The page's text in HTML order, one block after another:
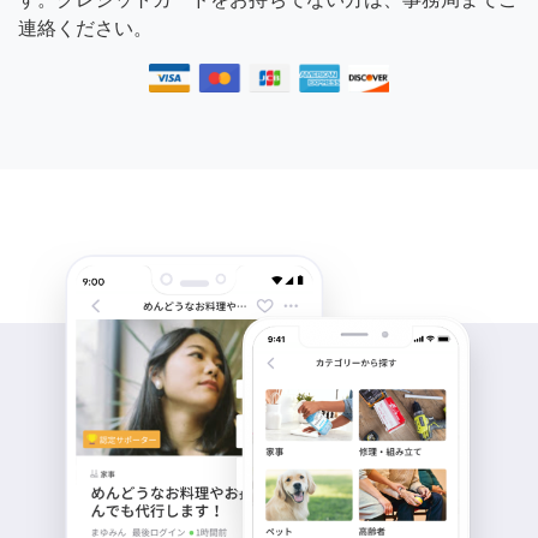
連絡ください。